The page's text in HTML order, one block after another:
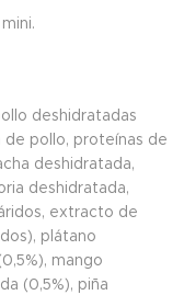
deshidratadas
de pollo, proteínas de
deshidratada,
deshidratada,
extracto de
plátano
mango
(0,5%), piña